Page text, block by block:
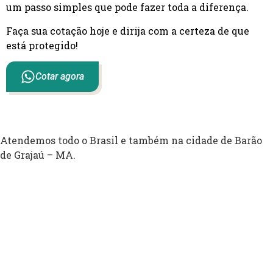
um passo simples que pode fazer toda a diferença.
Faça sua cotação hoje e dirija com a certeza de que
está protegido!
Cotar agora
Atendemos todo o Brasil e também na cidade de Barão
de Grajaú – MA.